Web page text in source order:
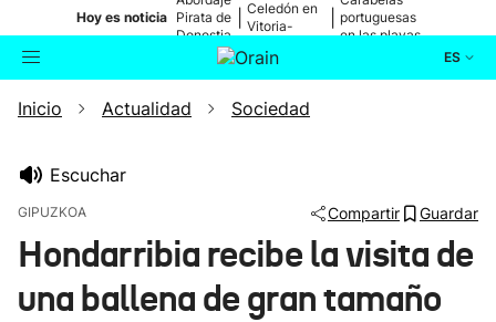
Hoy es noticia Pirata de
Donostia
Celedón en
Vitoria-
portuguesas
en las playas
ES
Buscador Actualidad
Ikusmiran
Inicio Actualidad Sociedad
Escuchar
GIPUZKOA Compartir Guardar
Hondarribia recibe la visita de
una ballena de gran tamaño